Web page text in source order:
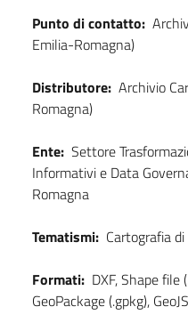
Punto di contatto:
Emilia-Romagna)
Distributore: Archivio
Romagna)
Ente: Settore
Informativi e Data
Romagna
Tematismi: Cartografia
Formati: DXF, Shape file
GeoPackage (.gpkg),